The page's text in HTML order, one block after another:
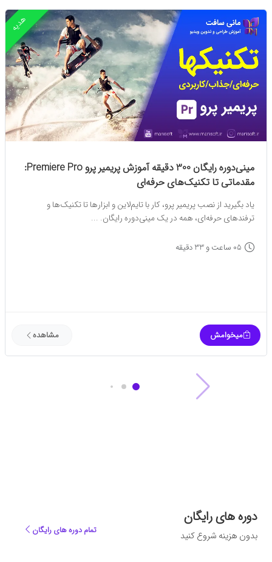
مینی‌دوره رایگان 300 دقیقه آموزش پریمیر پرو Premiere Pro:
مقدماتی تا تکنیک‌های حرفه‌ای
یاد بگیرید از نصب پریمیر پرو، کار با تایم‌لاین و ابزارها تا تکنیک‌ها و
ترفندهای حرفه‌ای، همه در یک مینی‌دوره رایگان. ...
05 ساعت و 33 دقیقه
هدیه
میخوامش مشاهده
دوره های رایگان
بدون هزینه شروع کنید تمام دوره های رایگان